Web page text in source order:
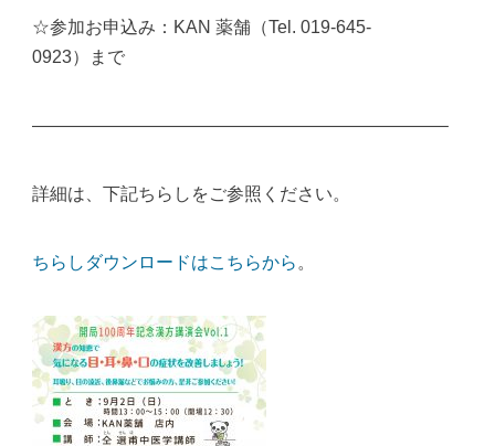
☆参加お申込み：KAN 薬舗（Tel. 019-645-
0923）まで
———————————————————————–
詳細は、下記ちらしをご参照ください。
ちらしダウンロードはこちらから 。